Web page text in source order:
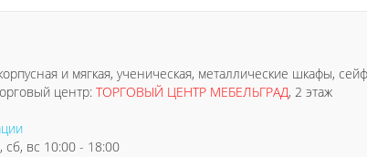
и мягкая, ученическая, металлические шкафы,
центр: ТОРГОВЫЙ ЦЕНТР МЕБЕЛЬГРАД, 2 этаж
вс 10:00 - 18:00